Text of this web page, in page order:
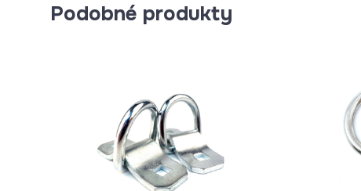
Podobné produkty